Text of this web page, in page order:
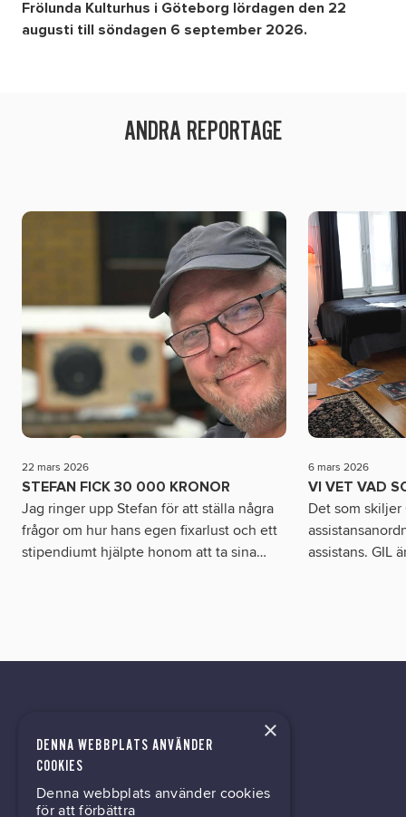
Frölunda Kulturhus i Göteborg lördagen den 22
augusti till söndagen 6 september 2026.
ANDRA REPORTAGE
22 mars 2026
STEFAN FICK 30 000 KRONOR
Jag ringer upp Stefan för att ställa några
frågor om hur hans egen fixarlust och ett
stipendiumt hjälpte honom att ta sina…
6 mars 2026
VI VET VAD
Det som skiljer
assistans. GIL
kontor@gil.se
031-63 64 80
×
DENNA WEBBPLATS ANVÄNDER
COOKIES
Denna webbplats använder cookies
för att förbättra